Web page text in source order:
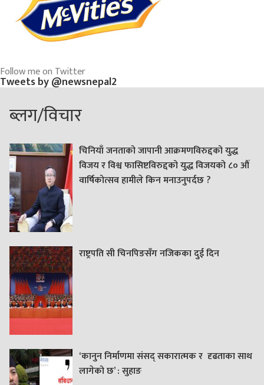
Follow me on Twitter
Tweets by @newsnepal2
ब्लग/विचार
चिनियाँ जनताको जापानी आक्रमणविरुद्दको युद्ध
विजय र विश्व फासिष्टविरुद्दको युद्ध विजयको ८० औं
वार्षिकोत्सव हामीले किन मनाउनुपर्दछ ?
राष्ट्रपति सी चिनपिङसँग नजिकका दुई दिन
‘कानुन निर्माणमा संसद् सकारात्मक र दृढताका साथ
लागेको छ’ : सुहाङ